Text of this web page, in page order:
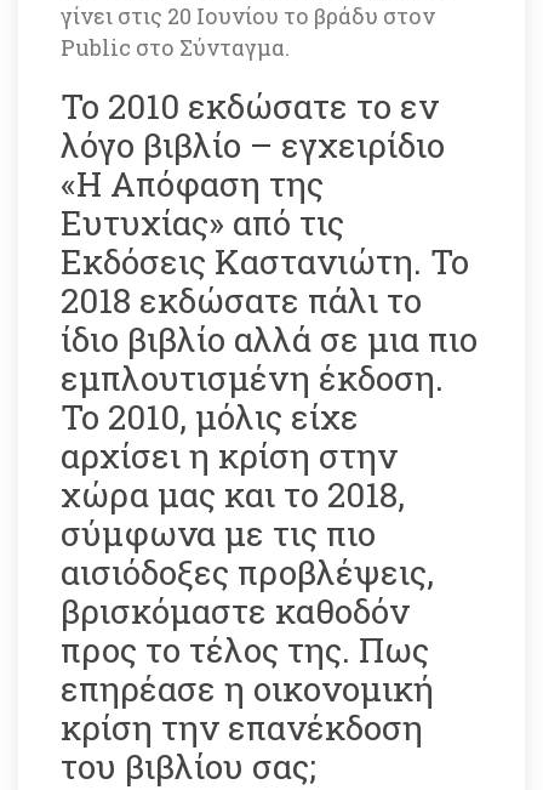
γίνει στις 20 Ιουνίου το βράδυ στον
Public στο Σύνταγμα.
Το 2010 εκδώσατε το εν
λόγο βιβλίο – εγχειρίδιο
«Η Απόφαση της
Ευτυχίας» από τις
Εκδόσεις Καστανιώτη. Το
2018 εκδώσατε πάλι το
ίδιο βιβλίο αλλά σε μια πιο
εμπλουτισμένη έκδοση.
Το 2010, μόλις είχε
αρχίσει η κρίση στην
χώρα μας και το 2018,
σύμφωνα με τις πιο
αισιόδοξες προβλέψεις,
βρισκόμαστε καθοδόν
προς το τέλος της. Πως
επηρέασε η οικονομική
κρίση την επανέκδοση
του βιβλίου σας;